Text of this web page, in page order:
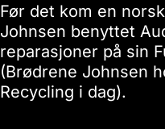
Før det kom en
Johnsen benyttet
reparasjoner på sin
(Brødrene Johnsen
Recycling i dag).